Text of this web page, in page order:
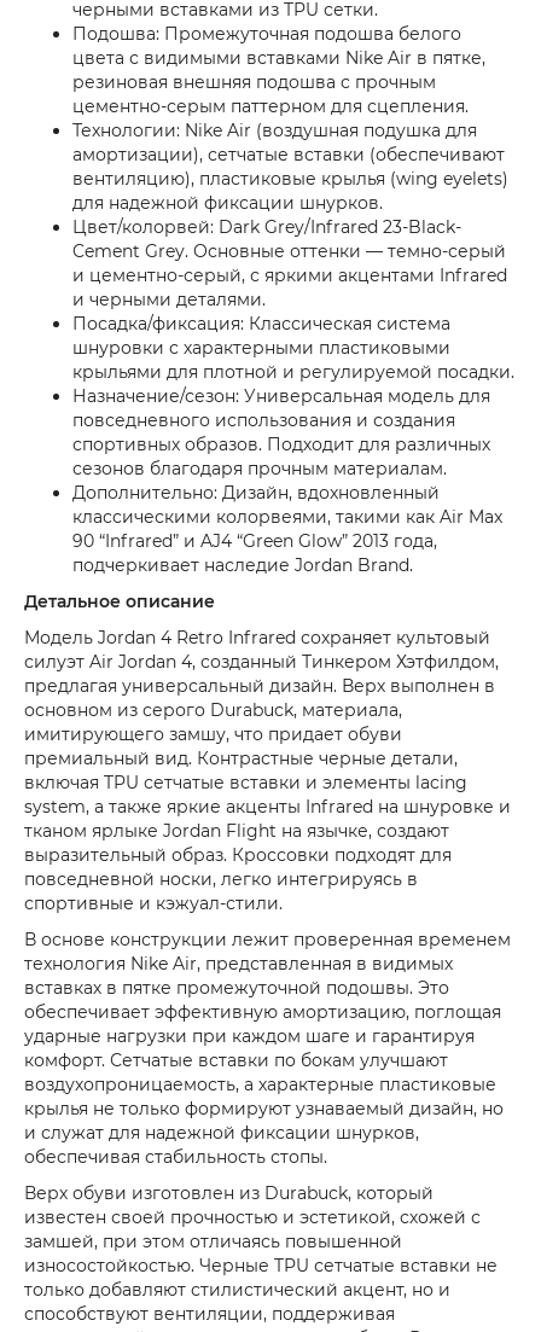
черными вставками из TPU сетки.
Подошва: Промежуточная подошва белого
цвета с видимыми вставками Nike Air в пятке,
резиновая внешняя подошва с прочным
цементно-серым паттерном для сцепления.
Технологии: Nike Air (воздушная подушка для
амортизации), сетчатые вставки (обеспечивают
вентиляцию), пластиковые крылья (wing eyelets)
для надежной фиксации шнурков.
Цвет/колорвей: Dark Grey/Infrared 23-Black-
Cement Grey. Основные оттенки — темно-серый
и цементно-серый, с яркими акцентами Infrared
и черными деталями.
Посадка/фиксация: Классическая система
шнуровки с характерными пластиковыми
крыльями для плотной и регулируемой посадки.
Назначение/сезон: Универсальная модель для
повседневного использования и создания
спортивных образов. Подходит для различных
сезонов благодаря прочным материалам.
Дополнительно: Дизайн, вдохновленный
классическими колорвеями, такими как Air Max
90 “Infrared” и AJ4 “Green Glow” 2013 года,
подчеркивает наследие Jordan Brand.
Детальное описание
Модель Jordan 4 Retro Infrared сохраняет культовый
силуэт Air Jordan 4, созданный Тинкером Хэтфилдом,
предлагая универсальный дизайн. Верх выполнен в
основном из серого Durabuck, материала,
имитирующего замшу, что придает обуви
премиальный вид. Контрастные черные детали,
включая TPU сетчатые вставки и элементы lacing
system, а также яркие акценты Infrared на шнуровке и
тканом ярлыке Jordan Flight на язычке, создают
выразительный образ. Кроссовки подходят для
повседневной носки, легко интегрируясь в
спортивные и кэжуал-стили.
В основе конструкции лежит проверенная временем
технология Nike Air, представленная в видимых
вставках в пятке промежуточной подошвы. Это
обеспечивает эффективную амортизацию, поглощая
ударные нагрузки при каждом шаге и гарантируя
комфорт. Сетчатые вставки по бокам улучшают
воздухопроницаемость, а характерные пластиковые
крылья не только формируют узнаваемый дизайн, но
и служат для надежной фиксации шнурков,
обеспечивая стабильность стопы.
Верх обуви изготовлен из Durabuck, который
известен своей прочностью и эстетикой, схожей с
замшей, при этом отличаясь повышенной
износостойкостью. Черные TPU сетчатые вставки не
только добавляют стилистический акцент, но и
способствуют вентиляции, поддерживая